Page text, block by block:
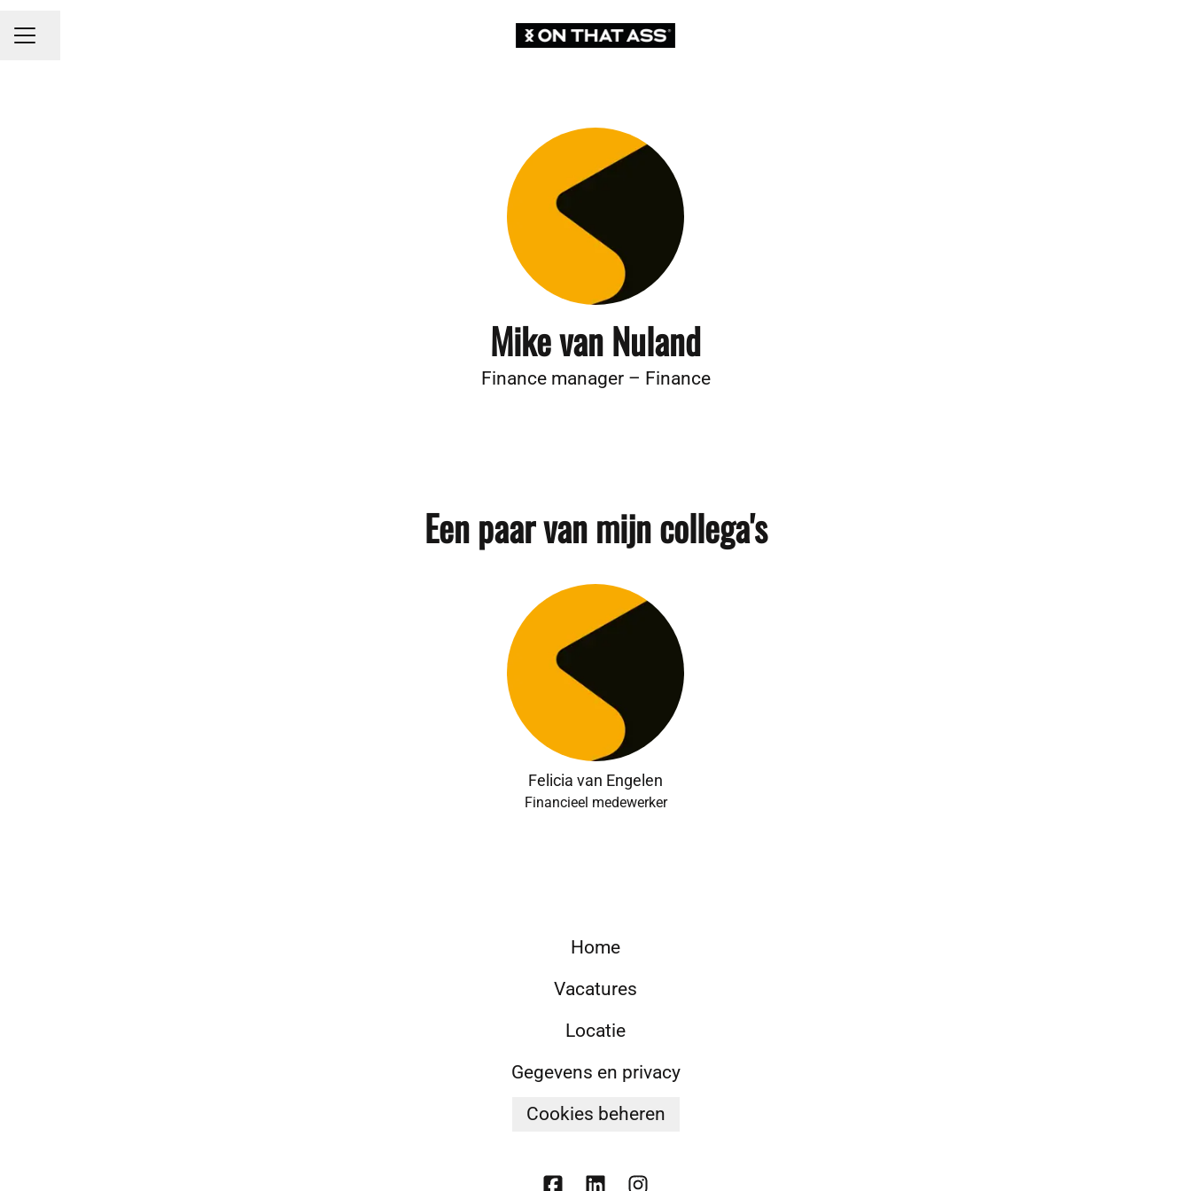
Carrièremenu
Pagina delen
Mike van Nuland
Finance manager – Finance
Een paar van mijn collega's
Felicia van Engelen
Financieel medewerker
Home
Vacatures
Locatie
Gegevens en privacy
Cookies beheren